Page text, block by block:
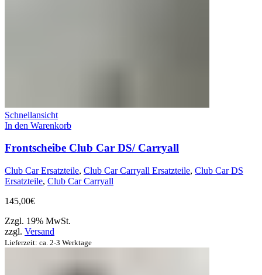
Schnellansicht
In den Warenkorb
Frontscheibe Club Car DS/ Carryall
Club Car Ersatzteile, Club Car Carryall Ersatzteile, Club Car DS
Ersatzteile, Club Car Carryall
145,00€
Zzgl. 19% MwSt.
zzgl. Versand
Lieferzeit: ca. 2-3 Werktage